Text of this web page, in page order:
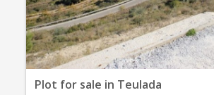
Plot for sale in Teulada